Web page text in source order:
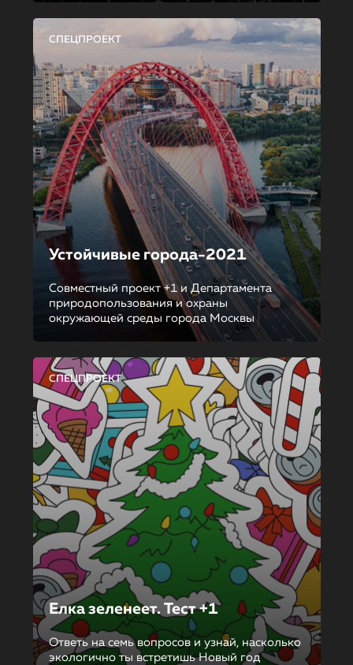
СПЕЦПРОЕКТ
Устойчивые города-2021
Совместный проект +1 и Департамента
природопользования и охраны
окружающей среды города Москвы
СПЕЦПРОЕКТ
Елка зеленеет. Тест +1
Ответь на семь вопросов и узнай, насколько
экологично ты встретишь Новый год